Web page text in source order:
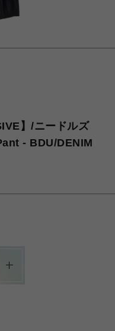
】/ニードルズ
- BDU/DENIM